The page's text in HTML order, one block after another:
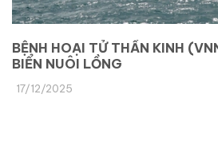
BỆNH HOẠI TỬ THẦN KINH
BIỂN NUÔI LỒNG
17/12/2025